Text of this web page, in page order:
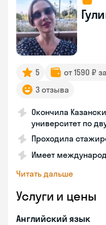
5 от 1590 ₽
3 отзыва
Окончила
университет по
Проходила
Имеет
Читать дальше
Услуги и цены
Английский язык